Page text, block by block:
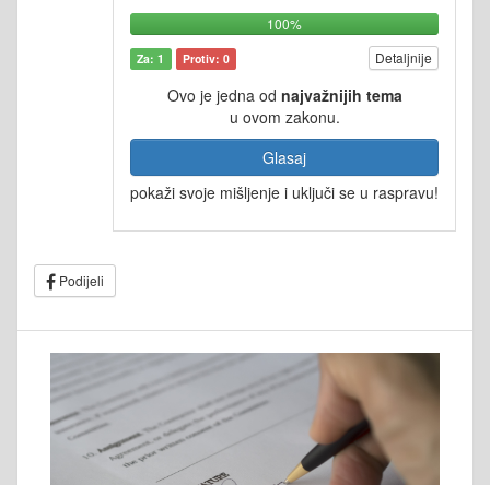
100%
Za: 1 Protiv: 0 Detaljnije
Ovo je jedna od najvažnijih tema
u ovom zakonu.
Glasaj
pokaži svoje mišljenje i uključi se u raspravu!
Podijeli